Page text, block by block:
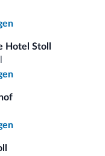
Hotel Stoll
Sie Dolomiti.it